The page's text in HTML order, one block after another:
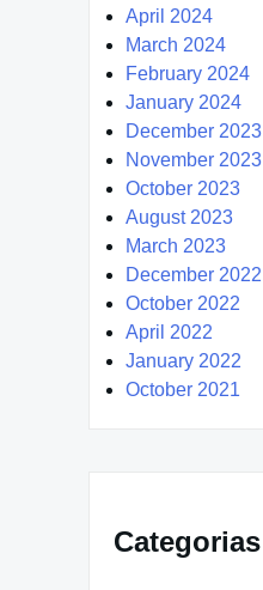
April 2024
March 2024
February 2024
January 2024
December 2023
November 2023
October 2023
August 2023
March 2023
December 2022
October 2022
April 2022
January 2022
October 2021
Categorias